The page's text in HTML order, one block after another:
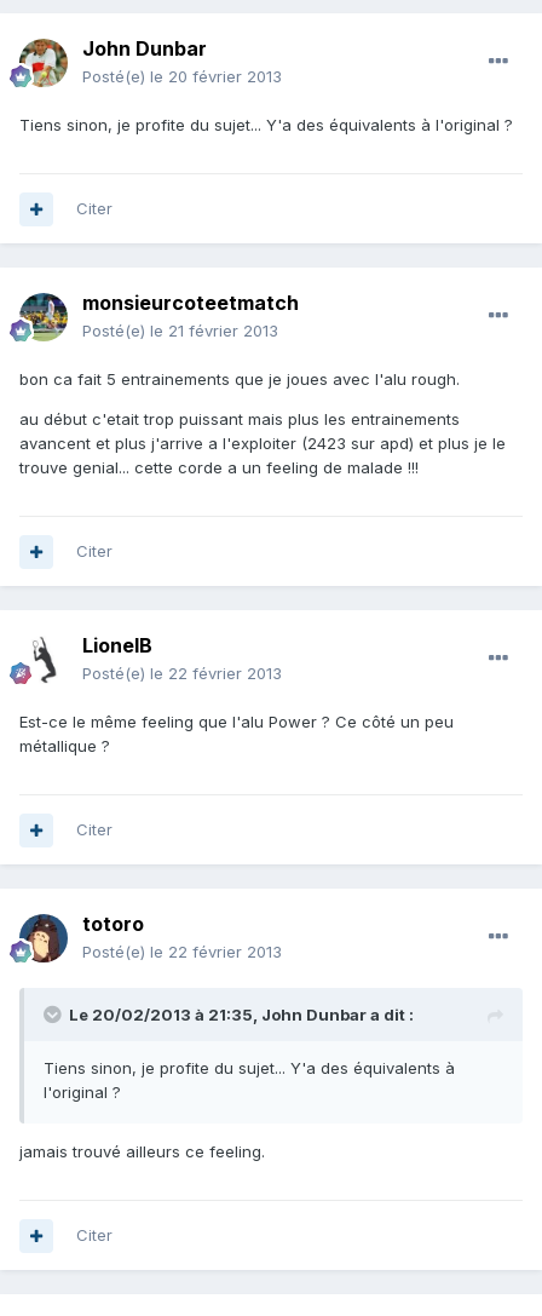
John Dunbar
Posté(e) le 20 février 2013
Tiens sinon, je profite du sujet... Y'a des équivalents à l'original ?
Citer
monsieurcoteetmatch
Posté(e) le 21 février 2013
bon ca fait 5 entrainements que je joues avec l'alu rough.
au début c'etait trop puissant mais plus les entrainements
avancent et plus j'arrive a l'exploiter (2423 sur apd) et plus je le
trouve genial... cette corde a un feeling de malade !!!
Citer
LionelB
Posté(e) le 22 février 2013
Est-ce le même feeling que l'alu Power ? Ce côté un peu
métallique ?
Citer
totoro
Posté(e) le 22 février 2013
Le 20/02/2013 à 21:35, John Dunbar a dit :
Tiens sinon, je profite du sujet... Y'a des équivalents à
l'original ?
jamais trouvé ailleurs ce feeling.
Citer